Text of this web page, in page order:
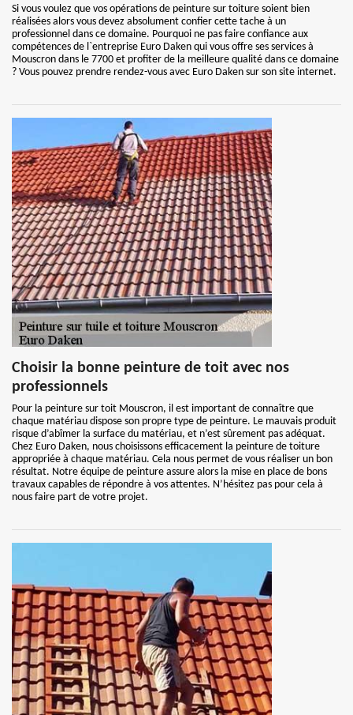
Si vous voulez que vos opérations de peinture sur toiture soient bien
réalisées alors vous devez absolument confier cette tache à un
professionnel dans ce domaine. Pourquoi ne pas faire confiance aux
compétences de l`entreprise Euro Daken qui vous offre ses services à
Mouscron dans le 7700 et profiter de la meilleure qualité dans ce domaine
? Vous pouvez prendre rendez-vous avec Euro Daken sur son site internet.
Choisir la bonne peinture de toit avec nos
professionnels
Pour la peinture sur toit Mouscron, il est important de connaître que
chaque matériau dispose son propre type de peinture. Le mauvais produit
risque d’abîmer la surface du matériau, et n’est sûrement pas adéquat.
Chez Euro Daken, nous choisissons efficacement la peinture de toiture
appropriée à chaque matériau. Cela nous permet de vous réaliser un bon
résultat. Notre équipe de peinture assure alors la mise en place de bons
travaux capables de répondre à vos attentes. N’hésitez pas pour cela à
nous faire part de votre projet.